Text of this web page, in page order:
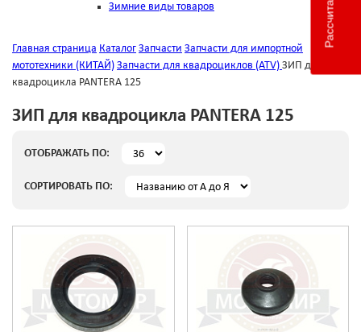
Зимние виды товаров
Главная страница Каталог Запчасти Запчасти для импортной
мототехники (КИТАЙ) Запчасти для квадроциклов (ATV) ЗИП для
квадроцикла PANTERA 125
ЗИП для квадроцикла PANTERA 125
ОТОБРАЖАТЬ ПО:
СОРТИРОВАТЬ ПО: